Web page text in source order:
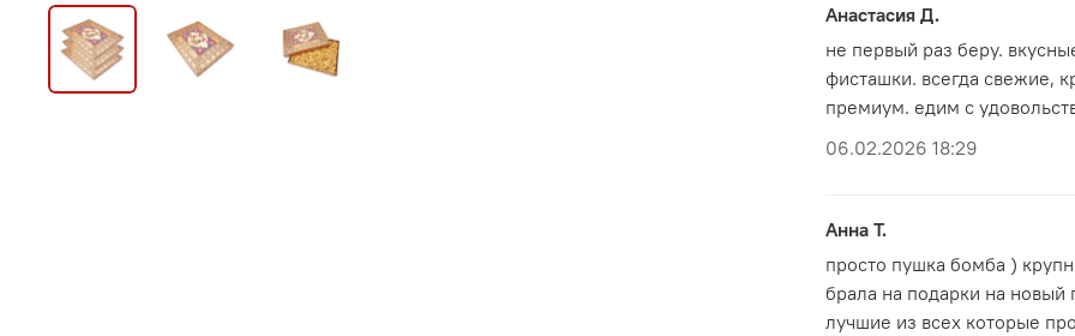
баланс, благодаря
каждую горсть.
Отдельного внимания
подарочной коробке
продукт готовым
Если вы хотите
вариант станет
фисташек премиум-
Анастасия Д.
не первый раз беру.
фисташки. всегда свежие,
премиум. едим с
06.02.2026 18:29
Анна Т.
просто пушка бомба )
брала на подарки на
лучшие из всех которые